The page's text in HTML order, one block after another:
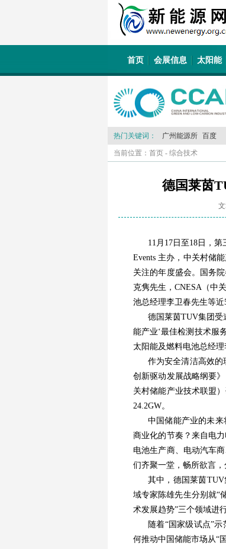
首页 会展信息 太阳能
热门关键词： 广州能源所 百度
当前位置： 首页 - 综合技术
德国莱茵
11月17日至18日，
Events 主办，中关村储
关注的年度盛会。国务
克隽先生，CNESA（中
池总经理李卫春先生等
德国莱茵TUV集团受
能产业‘最佳检测技术服
太阳能及燃料电池总经
作为安全清洁高效的
创新驱动发展战略纲要
关村储能产业技术联盟
24.2GW。
中国储能产业的未
商业化的节奏？来自电
电池生产商、电动汽车
们齐聚一堂，畅所欲言，
其中，德国莱茵TUV
域专家陈雄先生分别就“
术发展趋势”三个领域进
随着“国家级试点”
何推动中国储能市场从“